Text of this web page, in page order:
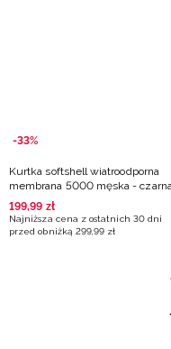
-33%
Kurtka softshell wiatroodporna
membrana 5000 męska -
199,99 zł
Najniższa cena z ostatnich 30 dni
przed obniżką 299,99 zł